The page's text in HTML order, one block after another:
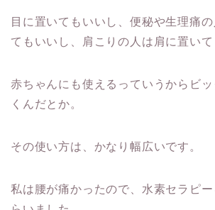
目に置いてもいいし、便秘や生理痛
てもいいし、肩こりの人は肩に置いて
赤ちゃんにも使えるっていうからビ
くんだとか。
その使い方は、かなり幅広いです。
私は腰が痛かったので、水素セラピ